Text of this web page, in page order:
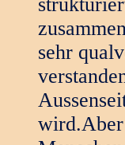
sehr
wird.Aber